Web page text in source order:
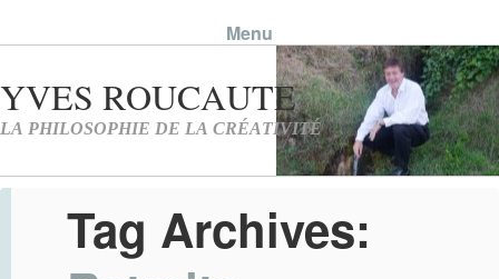
Menu
Skip to content
Tag Archives: